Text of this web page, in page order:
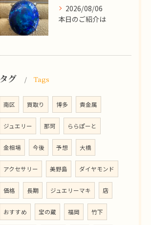
2026/08/06
本日のご紹介は
タグ Tags
南区 買取り 博多 貴金属
ジュエリー 那珂 ららぽーと
金相場 今後 予想 大橋
アクセサリー 美野島 ダイヤモンド
価格 長期 ジュエリーマキ 店
おすすめ 宝の蔵 福岡 竹下